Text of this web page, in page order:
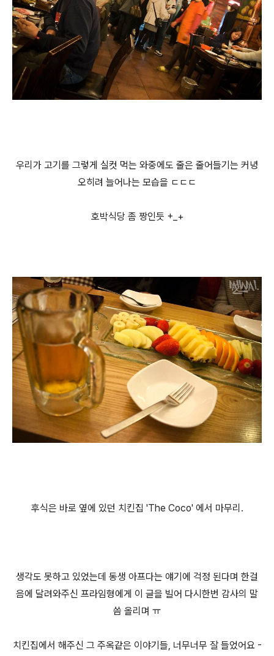
우리가 고기를 그렇게 실컷 먹는 와중에도 줄은 줄어들기는 커녕
오히려 늘어나는 모습을 ㄷㄷㄷ
호박식당 좀 짱인듯 +_+
후식은 바로 옆에 있던 치킨집 'The Coco' 에서 마무리.
생각도 못하고 있었는데 동생 아프다는 얘기에 걱정 된다며 한걸
음에 달려와주신 프라임형에게 이 글을 빌어 다시한번 감사의 말
씀 올리며 ㅠ
치킨집에서 해주신 그 주옥같은 이야기들, 너무너무 잘 들었어요 -